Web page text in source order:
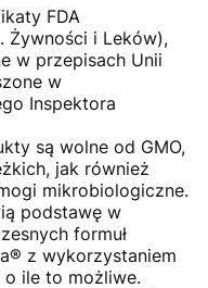
FDA
Żywności i Leków),
w przepisach Unii
w
Inspektora
są wolne od GMO,
jak również
mikrobiologiczne.
podstawę w
formuł
z wykorzystaniem
o ile to możliwe.